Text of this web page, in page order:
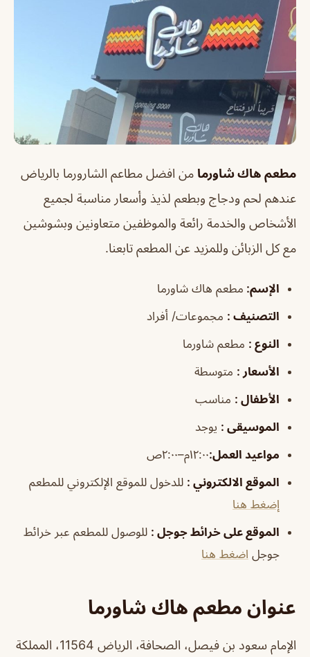
مطعم هاك شاورما من افضل مطاعم الشارورما بالرياض
عندهم لحم ودجاج وبطعم لذيذ وأسعار مناسبة لجميع
الأشخاص والخدمة رائعة والموظفين متعاونين وبشوشين
مع كل الزبائن وللمزيد عن المطعم تابعنا.
الإسم: مطعم هاك شاورما
التصنيف : مجموعات/ أفراد
النوع : مطعم شاورما
الأسعار : متوسطة
الأطفال : مناسب
الموسيقى : يوجد
مواعيد العمل:١٢:٠٠م–٢:٠٠ص
الموقع الالكتروني : للدخول للموقع الإلكتروني للمطعم
إضغط هنا
الموقع على خرائط جوجل : للوصول للمطعم عبر خرائط
جوجل اضغط هنا
عنوان مطعم هاك شاورما
الإمام سعود بن فيصل، الصحافة، الرياض 11564، المملكة